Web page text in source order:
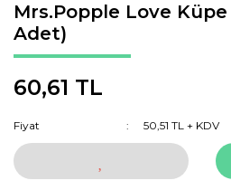
Mrs.Popple Love
Adet)
60,61 TL
Fiyat 50,51 TL + KDV